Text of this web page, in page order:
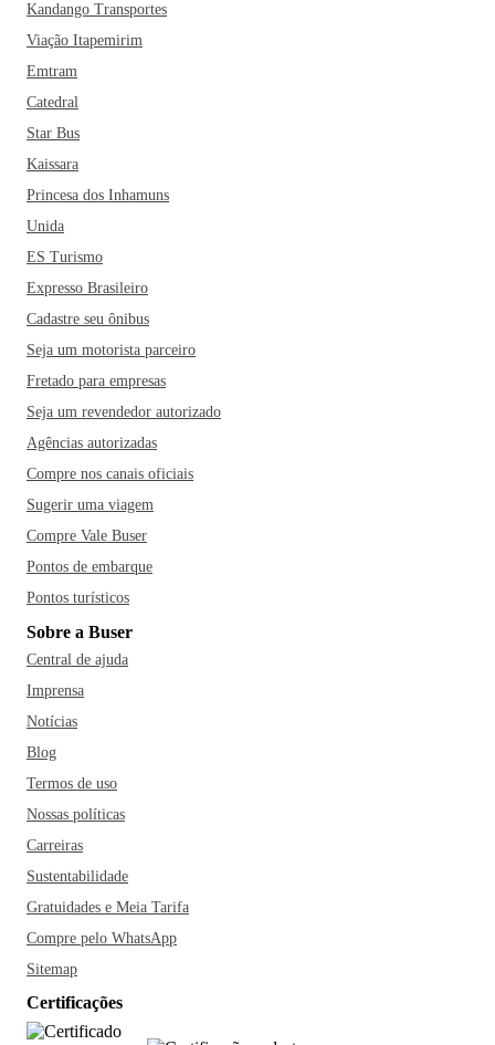
Kandango Transportes
Viação Itapemirim
Emtram
Catedral
Star Bus
Kaissara
Princesa dos Inhamuns
Unida
ES Turismo
Expresso Brasileiro
Cadastre seu ônibus
Seja um motorista parceiro
Fretado para empresas
Seja um revendedor autorizado
Agências autorizadas
Compre nos canais oficiais
Sugerir uma viagem
Compre Vale Buser
Pontos de embarque
Pontos turísticos
Sobre a Buser
Central de ajuda
Imprensa
Notícias
Blog
Termos de uso
Nossas políticas
Carreiras
Sustentabilidade
Gratuidades e Meia Tarifa
Compre pelo WhatsApp
Sitemap
Certificações